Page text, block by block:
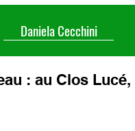
Daniela Cecchini
: au Clos